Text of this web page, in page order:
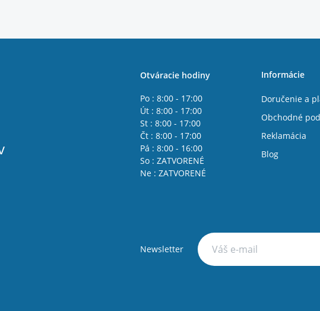
Otváracie hodiny
Po : 8:00 - 17:00
Út : 8:00 - 17:00
St : 8:00 - 17:00
Čt : 8:00 - 17:00
Pá : 8:00 - 16:00
So : ZATVORENÉ
Ne : ZATVORENÉ
Informácie
Doručenie a
Obchodné
Reklamácia
Blog
Newsletter